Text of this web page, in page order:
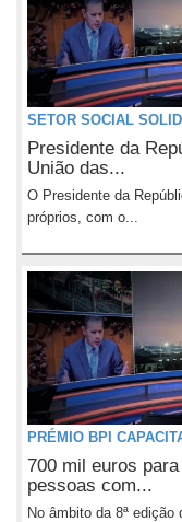
SETOR SOCIAL
Presidente da
União das...
O Presidente da
próprios, com o...
PRÉMIO BPI
700 mil euros
pessoas com...
No âmbito da 8ª